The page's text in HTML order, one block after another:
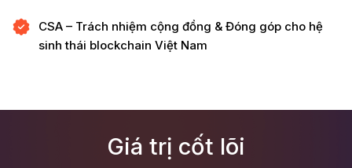
CSA – Trách nhiệm cộng đồng & Đóng góp cho hệ
sinh thái blockchain Việt Nam
Giá trị cốt lõi